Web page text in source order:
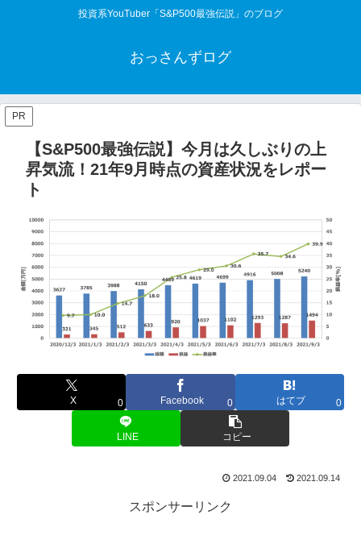
投資系YouTuber「S&P500最強伝説」のブログ
おっさんずログ
PR
【S&P500最強伝説】今月は久しぶりの上
昇気流！21年9月時点の資産状況をレポー
ト
X 0 Facebook 0 はてブ 0
LINE コピー
2021.09.04 2021.09.14
スポンサーリンク